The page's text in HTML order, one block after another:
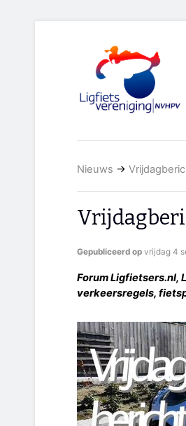
Nieuws →
Gepubliceerd op vrijdag 4
Forum Ligfietsers.nl,
verkeersregels,